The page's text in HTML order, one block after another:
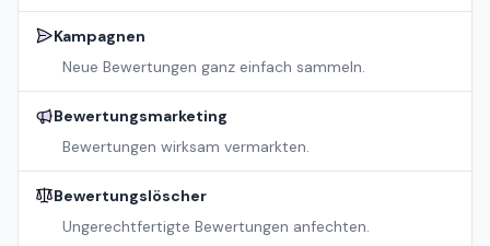
Kampagnen
Neue Bewertungen ganz einfach sammeln.
Bewertungsmarketing
Bewertungen wirksam vermarkten.
Bewertungslöscher
Ungerechtfertigte Bewertungen anfechten.